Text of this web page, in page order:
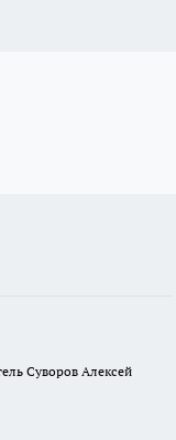
Суворов Алексей